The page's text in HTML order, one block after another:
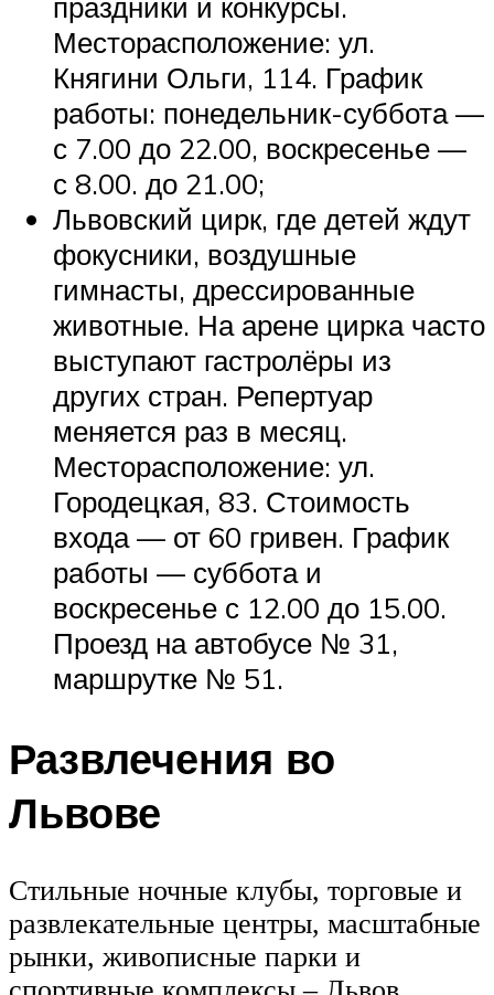
Месторасположение: ул.
Княгини Ольги, 114. График
работы: понедельник-суббота —
с 7.00 до 22.00, воскресенье —
с 8.00. до 21.00;
Львовский цирк, где детей ждут
фокусники, воздушные
гимнасты, дрессированные
животные. На арене цирка часто
выступают гастролёры из
других стран. Репертуар
меняется раз в месяц.
Месторасположение: ул.
Городецкая, 83. Стоимость
входа — от 60 гривен. График
работы — суббота и
воскресенье с 12.00 до 15.00.
Проезд на автобусе № 31,
маршрутке № 51.
Развлечения во
Львове
Стильные ночные клубы, торговые и
развлекательные центры, масштабные
рынки, живописные парки и